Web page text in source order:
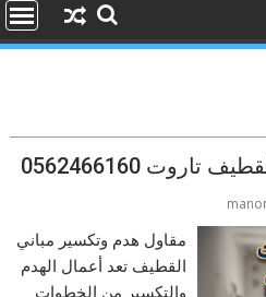
0562466160
مقاول هدم وتكسير مباني
القطيف تعد أعمال الهدم
والتكسير من الخطوات